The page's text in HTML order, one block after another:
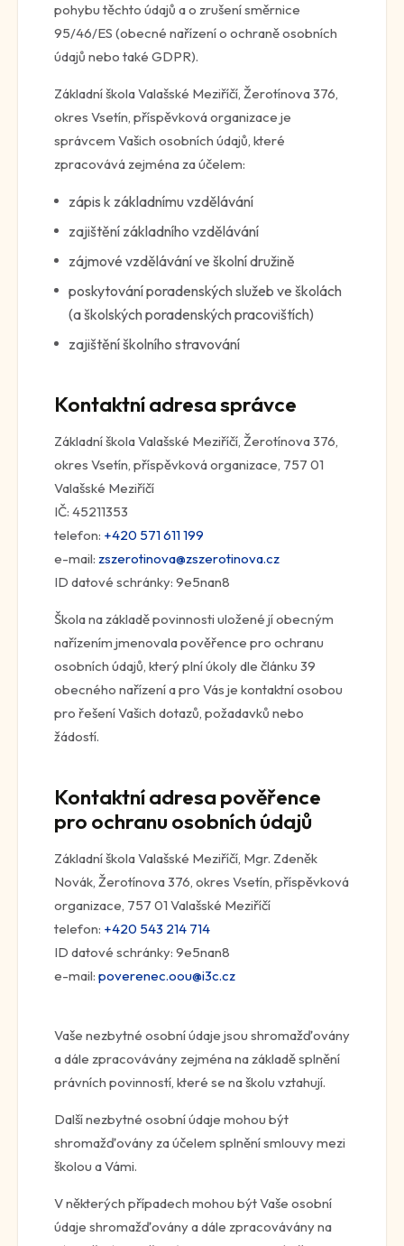
pohybu těchto údajů a o zrušení směrnice
95/46/ES (obecné nařízení o ochraně osobních
údajů nebo také GDPR).
Základní škola Valašské Meziříčí, Žerotínova 376,
okres Vsetín, příspěvková organizace je
správcem Vašich osobních údajů, které
zpracovává zejména za účelem:
zápis k základnímu vzdělávání
zajištění základního vzdělávání
zájmové vzdělávání ve školní družině
poskytování poradenských služeb ve školách
(a školských poradenských pracovištích)
zajištění školního stravování
Kontaktní adresa správce
Základní škola Valašské Meziříčí, Žerotínova 376,
okres Vsetín, příspěvková organizace, 757 01
Valašské Meziříčí
IČ: 45211353
telefon: +420 571 611 199
e-mail: zszerotinova@zszerotinova.cz
ID datové schránky: 9e5nan8
Škola na základě povinnosti uložené jí obecným
nařízením jmenovala pověřence pro ochranu
osobních údajů, který plní úkoly dle článku 39
obecného nařízení a pro Vás je kontaktní osobou
pro řešení Vašich dotazů, požadavků nebo
žádostí.
Kontaktní adresa pověřence
pro ochranu osobních údajů
Základní škola Valašské Meziříčí, Mgr. Zdeněk
Novák, Žerotínova 376, okres Vsetín, příspěvková
organizace, 757 01 Valašské Meziříčí
telefon: +420 543 214 714
ID datové schránky: 9e5nan8
e-mail: poverenec.oou@i3c.cz
Vaše nezbytné osobní údaje jsou shromažďovány
a dále zpracovávány zejména na základě splnění
právních povinností, které se na školu vztahují.
Další nezbytné osobní údaje mohou být
shromažďovány za účelem splnění smlouvy mezi
školou a Vámi.
V některých případech mohou být Vaše osobní
údaje shromažďovány a dále zpracovávány na